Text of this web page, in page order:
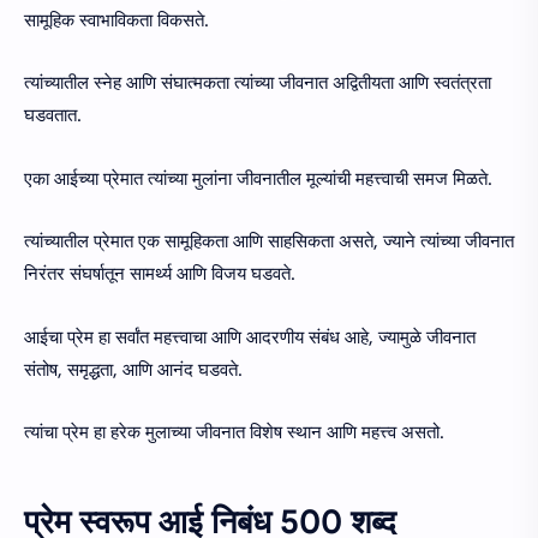
सामूहिक स्वाभाविकता विकसते.
त्यांच्यातील स्नेह आणि संघात्मकता त्यांच्या जीवनात अद्वितीयता आणि स्वतंत्रता
घडवतात.
एका आईच्या प्रेमात त्यांच्या मुलांना जीवनातील मूल्यांची महत्त्वाची समज मिळते.
त्यांच्यातील प्रेमात एक सामूहिकता आणि साहसिकता असते, ज्याने त्यांच्या जीवनात
निरंतर संघर्षातून सामर्थ्य आणि विजय घडवते.
आईचा प्रेम हा सर्वांत महत्त्वाचा आणि आदरणीय संबंध आहे, ज्यामुळे जीवनात
संतोष, समृद्धता, आणि आनंद घडवते.
त्यांचा प्रेम हा हरेक मुलाच्या जीवनात विशेष स्थान आणि महत्त्व असतो.
प्रेम स्वरूप आई निबंध 500 शब्द